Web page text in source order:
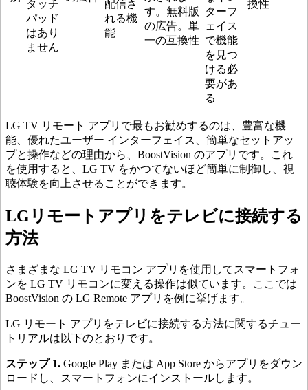
タッチ
パッド
はあり
ません
配信さ
れる機
能
す。無料版
の広告。単
一の互換性
ターフ
ェイス
で機能
を見つ
ける必
要があ
る
換性
LG TV リモート アプリで最もお勧めするのは、豊富な機
能、優れたユーザー インターフェイス、簡単なセットアッ
プと操作などの理由から、BoostVision のアプリです。これ
を使用すると、LG TV をかつてないほど簡単に制御し、視
聴体験を向上させることができます。
LGリモートアプリをテレビに接続する
方法
さまざまな LG TV リモコン アプリを使用してスマートフォ
ンを LG TV リモコンに変える操作は似ています。ここでは
BoostVision の LG Remote アプリを例に挙げます。
LG リモート アプリをテレビに接続する方法に関するチュー
トリアルは以下のとおりです。
ステップ 1. Google Play または App Store からアプリをダウン
ロードし、スマートフォンにインストールします。